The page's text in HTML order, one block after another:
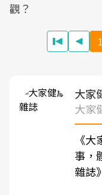
觀？
1
大家
大家
《大
事，
雜誌